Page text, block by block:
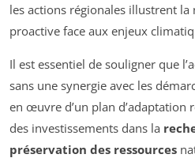
les actions régionales illustrent la
proactive face aux enjeux
Il est essentiel de souligner que
sans une synergie avec les
en œuvre d’un plan
des investissements dans la
préservation des ressources